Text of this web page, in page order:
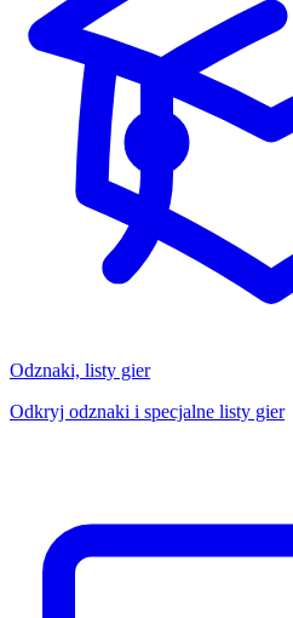
Odznaki, listy gier
Odkryj odznaki i specjalne listy gier